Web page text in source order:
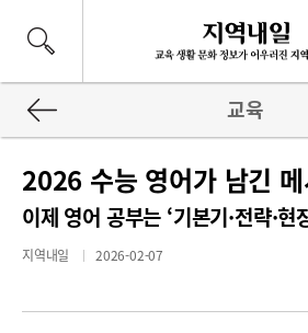
교육
2026 수능 영어가 남긴
이제 영어 공부는 ‘기본기·전략·현
지역내일 2026-02-07